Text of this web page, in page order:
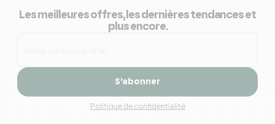
Les meilleures offres, les dernières tendances et
plus encore.
S’abonner
Politique de confidentialité